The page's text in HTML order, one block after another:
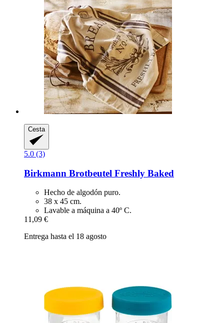
Cesta
5.0 (3)
Birkmann Brotbeutel Freshly Baked
Hecho de algodón puro.
38 x 45 cm.
Lavable a máquina a 40º C.
11,09 €
Entrega hasta el 18 agosto